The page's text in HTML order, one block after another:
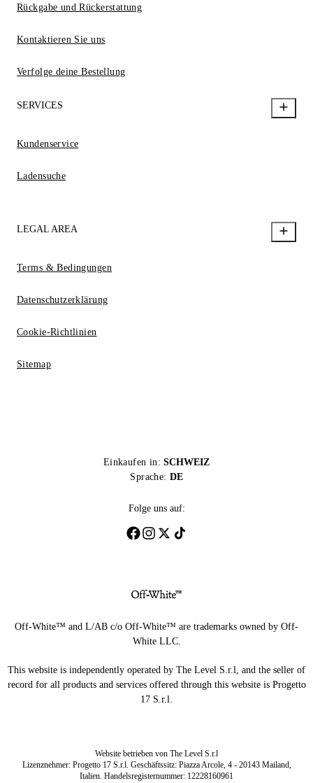
Rückgabe und Rückerstattung
Kontaktieren Sie uns
Verfolge deine Bestellung
SERVICES
Kundenservice
Ladensuche
LEGAL AREA
Terms & Bedingungen
Datenschutzerklärung
Cookie-Richtlinien
Sitemap
Einkaufen in: SCHWEIZ
Sprache: DE
Folge uns auf:
Off-White™ and L/AB c/o Off-White™ are trademarks owned by Off-
White LLC.
This website is independently operated by The Level S.r.l, and the seller of
record for all products and services offered through this website is Progetto
17 S.r.l.
Website betrieben von The Level S.r.l
Lizenznehmer: Progetto 17 S.r.l. Geschäftssitz: Piazza Arcole, 4 - 20143 Mailand,
Italien. Handelsregisternummer: 12228160961